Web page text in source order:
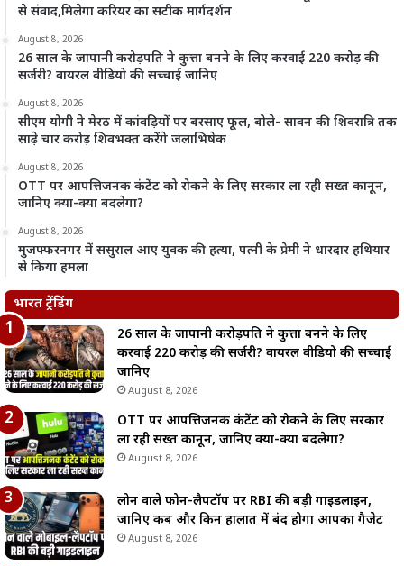
से संवाद,मिलेगा करियर का सटीक मार्गदर्शन
August 8, 2026
26 साल के जापानी करोड़पति ने कुत्ता बनने के लिए करवाई 220 करोड़ की
सर्जरी? वायरल वीडियो की सच्चाई जानिए
August 8, 2026
सीएम योगी ने मेरठ में कांवड़ियों पर बरसाए फूल, बोले- सावन की शिवरात्रि तक
साढ़े चार करोड़ शिवभक्त करेंगे जलाभिषेक
August 8, 2026
OTT पर आपत्तिजनक कंटेंट को रोकने के लिए सरकार ला रही सख्त कानून,
जानिए क्या-क्या बदलेगा?
August 8, 2026
मुजफ्फरनगर में ससुराल आए युवक की हत्या, पत्नी के प्रेमी ने धारदार हथियार
से किया हमला
भारत ट्रेंडिंग
26 साल के जापानी करोड़पति ने कुत्ता बनने के लिए
करवाई 220 करोड़ की सर्जरी? वायरल वीडियो की सच्चाई
जानिए
August 8, 2026
OTT पर आपत्तिजनक कंटेंट को रोकने के लिए सरकार
ला रही सख्त कानून, जानिए क्या-क्या बदलेगा?
August 8, 2026
लोन वाले फोन-लैपटॉप पर RBI की बड़ी गाइडलाइन,
जानिए कब और किन हालात में बंद होगा आपका गैजेट
August 8, 2026